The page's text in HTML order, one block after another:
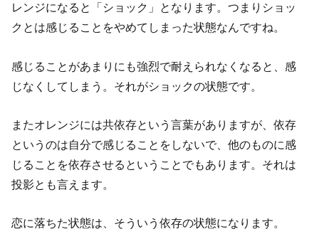
レンジになると「ショック」となります。つまりショッ
クとは感じることをやめてしまった状態なんですね。
感じることがあまりにも強烈で耐えられなくなると、感
じなくしてしまう。それがショックの状態です。
またオレンジには共依存という言葉がありますが、依存
というのは自分で感じることをしないで、他のものに感
じることを依存させるということでもあります。それは
投影とも言えます。
恋に落ちた状態は、そういう依存の状態になります。